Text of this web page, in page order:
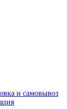
и самовывоз